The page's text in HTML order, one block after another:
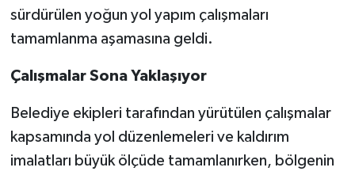
sürdürülen yoğun yol yapım çalışmaları
tamamlanma aşamasına geldi.
Çalışmalar Sona Yaklaşıyor
Belediye ekipleri tarafından yürütülen çalışmalar
kapsamında yol düzenlemeleri ve kaldırım
imalatları büyük ölçüde tamamlanırken, bölgenin